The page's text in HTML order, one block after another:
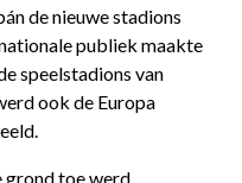
de nieuwe stadions
publiek maakte
speelstadions van
ook de Europa
grond toe werd